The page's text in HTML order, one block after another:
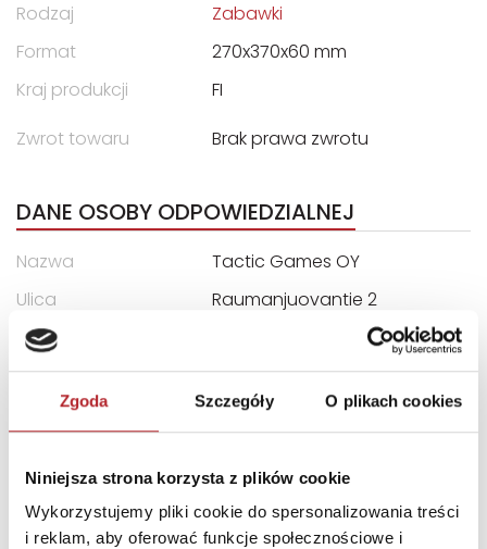
Zgoda Szczegóły O plikach cookies
Niniejsza strona korzysta z plików cookie
Wykorzystujemy pliki cookie do spersonalizowania treści
i reklam, aby oferować funkcje społecznościowe i
Rodzaj
Zabawki
Format
270x370x60 mm
Kraj produkcji
FI
Zwrot towaru
Brak prawa zwrotu
DANE OSOBY ODPOWIEDZIALNEJ
Nazwa
Tactic Games OY
Ulica
Raumanjuovantie 2
Kod pocztowy
Miasto
Pori
E-mail
info@tactic.net
INNI KLIENCI KUPOWALI